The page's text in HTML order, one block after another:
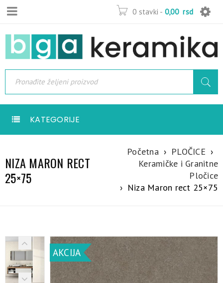
0 stavki - 0,00 rsd
KATEGORIJE
NIZA MARON RECT
25×75
Početna › PLOČICE ›
Keramičke i Granitne
Pločice
› Niza Maron rect 25×75
AKCIJA